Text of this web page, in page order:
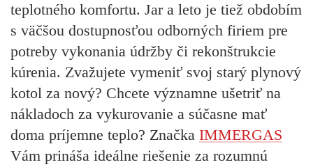
teplotného komfortu. Jar a leto je tiež obdobím
s väčšou dostupnosťou odborných firiem pre
potreby vykonania údržby či rekonštrukcie
kúrenia. Zvažujete vymeniť svoj starý plynový
kotol za nový? Chcete významne ušetriť na
nákladoch za vykurovanie a súčasne mať
doma príjemne teplo? Značka IMMERGAS
Vám prináša ideálne riešenie za rozumnú